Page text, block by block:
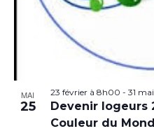
MAI
25
23 février à 8h00 - 31
Devenir logeurs
Couleur du